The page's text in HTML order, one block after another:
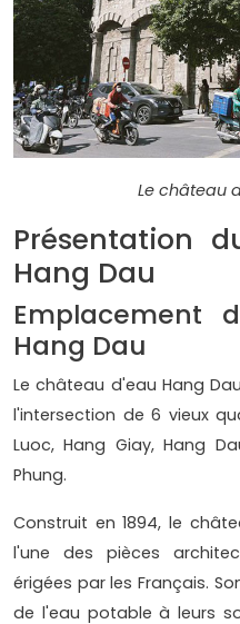
Le château
Présentation
Hang Dau
Emplacement
Hang Dau
Le château d'eau Hang
l'intersection de 6 vieux
Luoc, Hang Giay, Hang
Phung.
Construit en 1894, le
l'une des pièces
érigées par les Français.
de l'eau potable à leurs